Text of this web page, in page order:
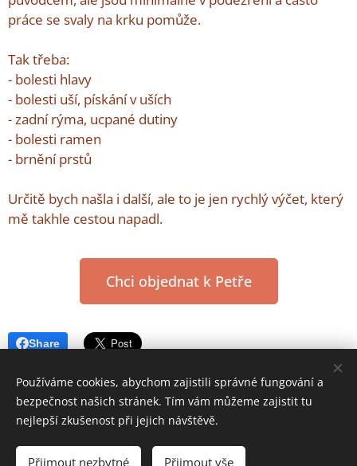
práce se svaly na krku pomůže.
Tak třeba:
- bolesti hlavy
- bolesti uší, pískání v uších
- zadní rýma, ucpané dutiny
- bolesti ramen
- brnění prstů
Určitě bych našla i další, ale to je jen rychlý výčet, který
mě takhle cestou napadl.
Chci objednat k Petře
Share
Rezervace online
Používáme cookies, abychom zajistili správné fungování a
bezpečnost našich stránek. Tím vám můžeme zajistit tu
nejlepší zkušenost při jejich návštěvě.
Přijmout nezbytné Přijmout vše